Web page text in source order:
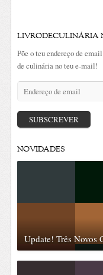
LIVRODECULINÁRIA
Põe o teu endereço de
de culinária no teu e-mail!
Endereço
email
SUBSCREVER
NOVIDADES
Update! Três Novos